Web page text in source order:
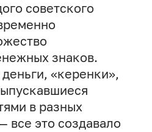
советского
знаков.
«керенки»,
в разных
все это создавало